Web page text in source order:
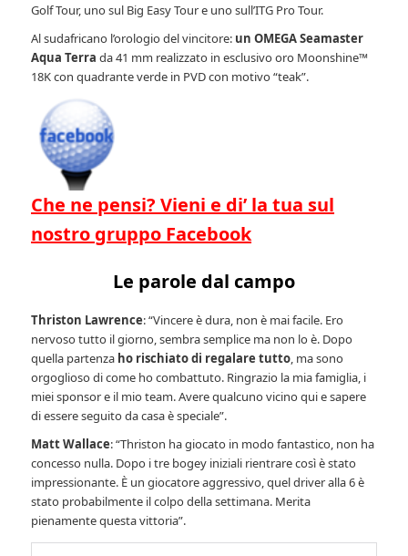
Golf Tour, uno sul Big Easy Tour e uno sull’ITG Pro Tour.
Al sudafricano l’orologio del vincitore: un OMEGA Seamaster
Aqua Terra da 41 mm realizzato in esclusivo oro Moonshine™
18K con quadrante verde in PVD con motivo “teak”.
Che ne pensi? Vieni e di’ la tua sul
nostro gruppo Facebook
Le parole dal campo
Thriston Lawrence: “Vincere è dura, non è mai facile. Ero
nervoso tutto il giorno, sembra semplice ma non lo è. Dopo
quella partenza ho rischiato di regalare tutto, ma sono
orgoglioso di come ho combattuto. Ringrazio la mia famiglia, i
miei sponsor e il mio team. Avere qualcuno vicino qui e sapere
di essere seguito da casa è speciale”.
Matt Wallace: “Thriston ha giocato in modo fantastico, non ha
concesso nulla. Dopo i tre bogey iniziali rientrare così è stato
impressionante. È un giocatore aggressivo, quel driver alla 6 è
stato probabilmente il colpo della settimana. Merita
pienamente questa vittoria”.